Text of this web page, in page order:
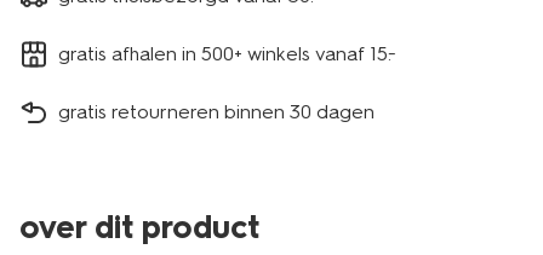
gratis afhalen in 500+ winkels vanaf 15.-
gratis retourneren binnen 30 dagen
over dit product